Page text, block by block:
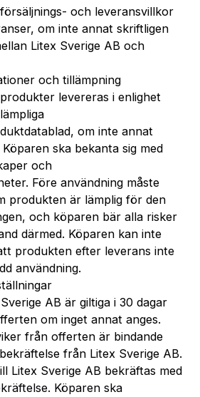
och leveransvillkor
om inte annat skriftligen
Litex Sverige AB och
och tillämpning
levereras i enlighet
om inte annat
ska bekanta sig med
och
Före användning måste
produkten är lämplig för den
och köparen bär alla risker
därmed. Köparen kan inte
produkten efter leverans inte
användning.
AB är giltiga i 30 dagar
om inget annat anges.
från offerten är bindande
från Litex Sverige AB.
Litex Sverige AB bekräftas med
Köparen ska